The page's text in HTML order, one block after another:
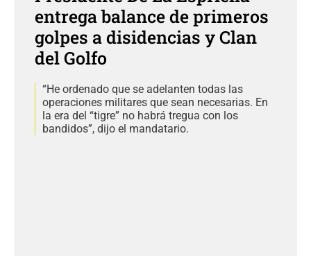
entrega balance de primeros
golpes a disidencias y Clan
del Golfo
“He ordenado que se adelanten todas las
operaciones militares que sean necesarias. En
la era del “tigre” no habrá tregua con los
bandidos”, dijo el mandatario.